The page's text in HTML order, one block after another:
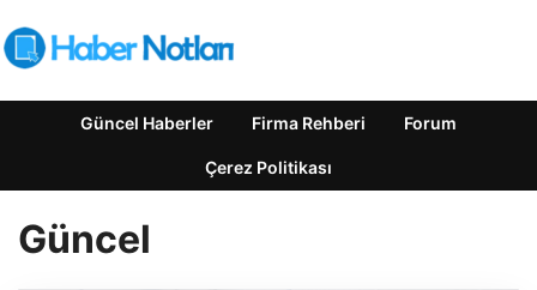
Güncel Haberler Firma Rehberi Forum
Çerez Politikası
Güncel